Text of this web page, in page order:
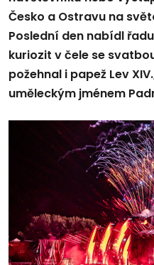
Česko a Ostravu na
Poslední den nabídl
kuriozit v čele se
požehnal i papež Lev
uměleckým jménem